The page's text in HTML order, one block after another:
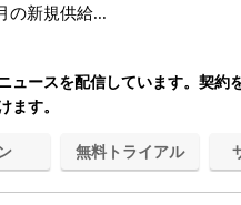
の新規供給...
ースを配信しています。契約
ます。
無料トライアル